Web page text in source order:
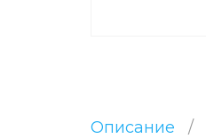
Описание